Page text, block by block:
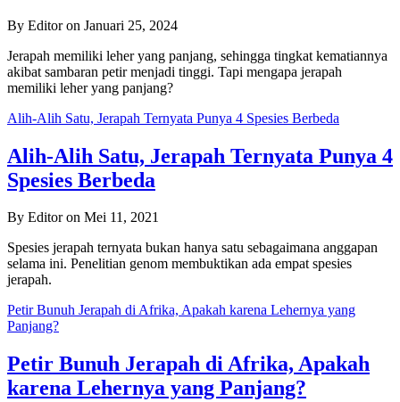
By Editor on Januari 25, 2024
Jerapah memiliki leher yang panjang, sehingga tingkat kematiannya
akibat sambaran petir menjadi tinggi. Tapi mengapa jerapah
memiliki leher yang panjang?
Alih-Alih Satu, Jerapah Ternyata Punya 4 Spesies Berbeda
Alih-Alih Satu, Jerapah Ternyata Punya 4
Spesies Berbeda
By Editor on Mei 11, 2021
Spesies jerapah ternyata bukan hanya satu sebagaimana anggapan
selama ini. Penelitian genom membuktikan ada empat spesies
jerapah.
Petir Bunuh Jerapah di Afrika, Apakah karena Lehernya yang
Panjang?
Petir Bunuh Jerapah di Afrika, Apakah
karena Lehernya yang Panjang?